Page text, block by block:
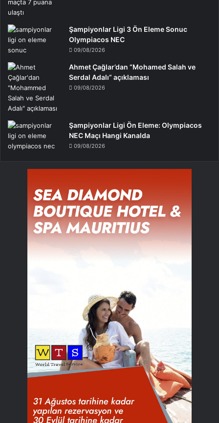
Şampiyonlar Ligi 3 Ön Eleme Sonuc
Olympiacos NEC
09/08/2026
Ahmet Çağlar’dan “Mohamed Salah ve
Serdal Adalı” açıklaması
09/08/2026
Şampiyonlar Ligi Ön Eleme: Olympiacos
NEC Maçı Hangi Kanalda
09/08/2026